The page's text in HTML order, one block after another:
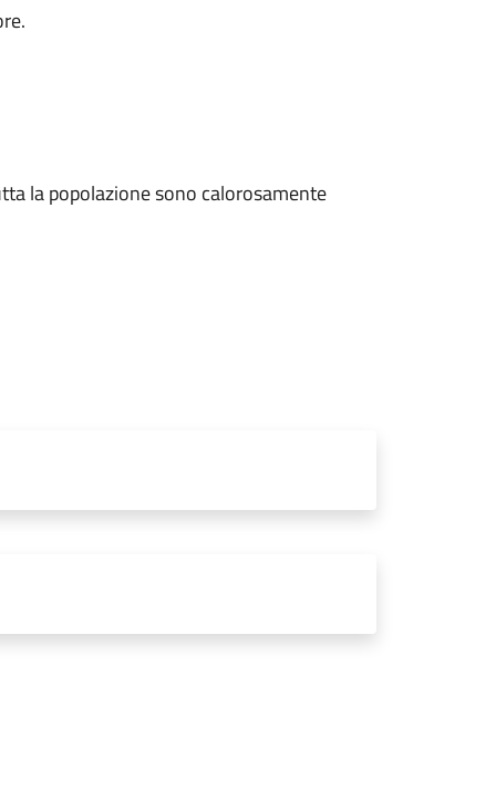
la popolazione sono calorosamente